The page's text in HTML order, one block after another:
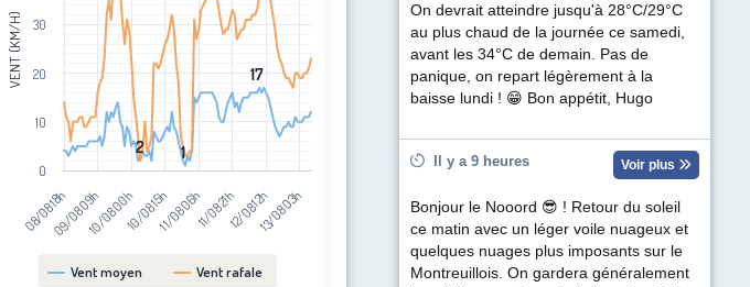
The chart has 1 Y axis displaying Vent (km/h). Data ranges from 1 to 39.
VENT (KM/H)
11
17
17
2
2
Vent moyen Vent rafale
08/08 18h09/08 09h10/08 00h10/08 15h11/08 06h11/08 21h12/08 12h13/08 03h
0
10
20
30
On devrait atteindre jusqu'à 28°C/29°C
au plus chaud de la journée ce samedi,
avant les 34°C de demain. Pas de
panique, on repart légèrement à la
baisse lundi ! 😁 Bon appétit, Hugo
Il y a 9 heures Voir plus
Bonjour le Nooord 😎 ! Retour du soleil
ce matin avec un léger voile nuageux et
quelques nuages plus imposants sur le
Montreuillois. On gardera généralement